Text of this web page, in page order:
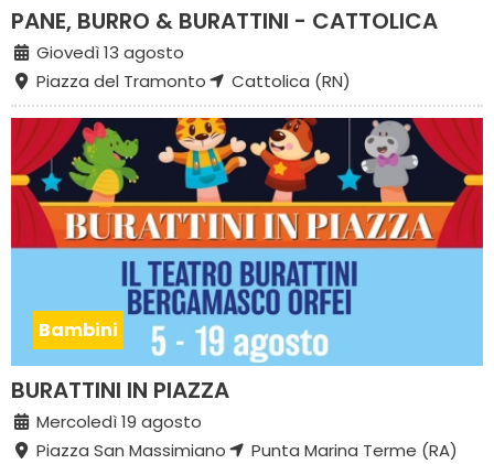
PANE, BURRO & BURATTINI - CATTOLICA
Giovedì 13 agosto
Piazza del Tramonto
Cattolica (RN)
Bambini
BURATTINI IN PIAZZA
Mercoledì 19 agosto
Piazza San Massimiano
Punta Marina Terme (RA)